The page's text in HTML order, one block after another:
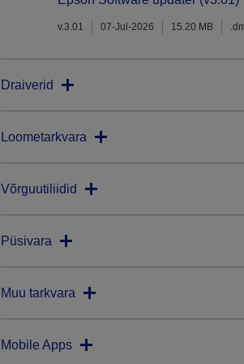
v.3.01 07-Jul-2026 15.20 MB
Draiverid
Loometarkvara
Võrguutiliidid
Püsivara
Muu tarkvara
Mobile Apps